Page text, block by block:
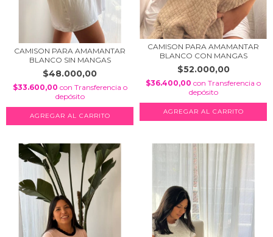
CAMISON PARA AMAMANTAR
BLANCO SIN MANGAS
$48.000,00
$33.600,00 con Transferencia o
depósito
AGREGAR AL CARRITO
CAMISON PARA AMAMANTAR
BLANCO CON MANGAS
$52.000,00
$36.400,00 con Transferencia o
depósito
AGREGAR AL CARRITO